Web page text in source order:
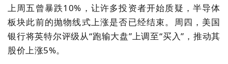
上周五曾暴跌10%，让许多投资者开始质疑，半导体
板块此前的抛物线式上涨是否已经结束。周四，美国
银行将英特尔评级从“跑输大盘”上调至“买入”，推动其
股价上涨5%。